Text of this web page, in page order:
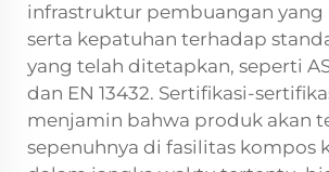
infrastruktur pembuangan yang
serta kepatuhan terhadap
yang telah ditetapkan, seperti
dan EN 13432. Sertifikasi-
menjamin bahwa produk akan
sepenuhnya di fasilitas kompos